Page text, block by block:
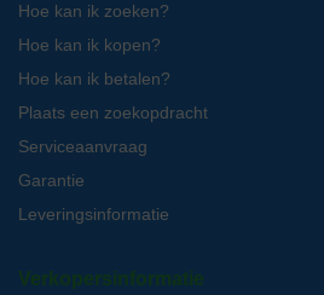
Hoe kan ik zoeken?
Hoe kan ik kopen?
Hoe kan ik betalen?
Plaats een zoekopdracht
Serviceaanvraag
Garantie
Leveringsinformatie
Verkopersinformatie